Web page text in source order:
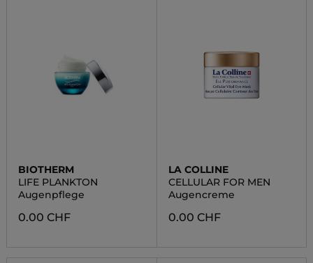
BIOTHERM
LIFE PLANKTON
Augenpflege
0.00 CHF
LA COLLINE
CELLULAR FOR MEN
Augencreme
0.00 CHF